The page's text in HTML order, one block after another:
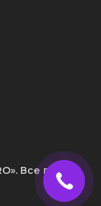
Все права